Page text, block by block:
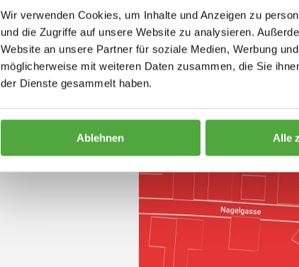
Wir verwenden Cookies, um Inhalte und Anzeigen zu
und die Zugriffe auf unsere Website zu analysieren.
Website an unsere Partner für soziale Medien, Werbung
möglicherweise mit weiteren Daten zusammen, die Sie
der Dienste gesammelt haben.
Ablehnen Alle